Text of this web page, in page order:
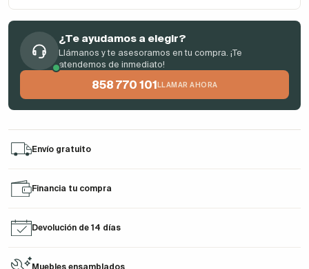
¿Te ayudamos a elegir?
Llámanos y te asesoramos en tu compra. ¡Te
atendemos de inmediato!
858 770 101 LLAMAR AHORA
Envío gratuito
Financia tu compra
Devolución de 14 días
Muebles ensamblados